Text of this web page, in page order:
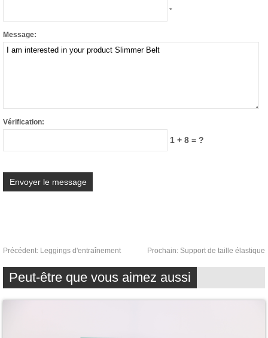
*
Message:
Vérification:
1 + 8 = ?
Précédent: Leggings d'entraînement Prochain: Support de taille élastique
Peut-être que vous aimez aussi